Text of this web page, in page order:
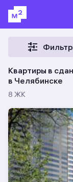
Квартиры в
в Челябинске
8 ЖК